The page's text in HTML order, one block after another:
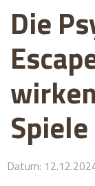
Die
Datum: